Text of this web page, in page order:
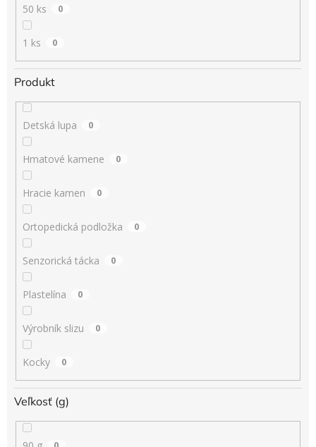
50 ks 0
1 ks 0
Produkt
Detská lupa 0
Hmatové kamene 0
Hracie kamen 0
Ortopedická podložka 0
Senzorická tácka 0
Plastelína 0
Výrobník slizu 0
Kocky 0
Veľkosť (g)